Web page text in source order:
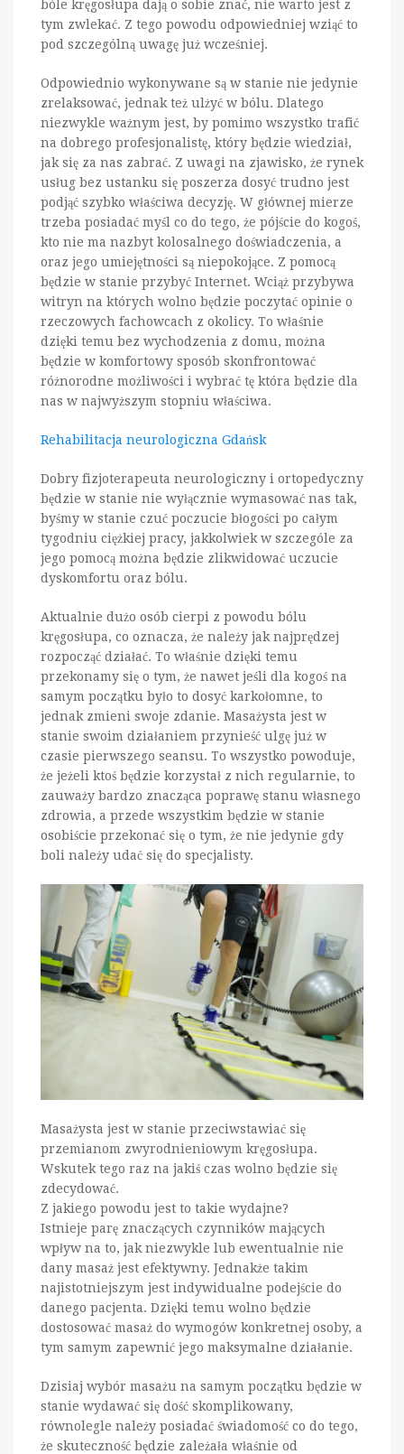
bóle kręgosłupa dają o sobie znać, nie warto jest z
tym zwlekać. Z tego powodu odpowiedniej wziąć to
pod szczególną uwagę już wcześniej.
Odpowiednio wykonywane są w stanie nie jedynie
zrelaksować, jednak też ulżyć w bólu. Dlatego
niezwykle ważnym jest, by pomimo wszystko trafić
na dobrego profesjonalistę, który będzie wiedział,
jak się za nas zabrać. Z uwagi na zjawisko, że rynek
usług bez ustanku się poszerza dosyć trudno jest
podjąć szybko właściwa decyzję. W głównej mierze
trzeba posiadać myśl co do tego, że pójście do kogoś,
kto nie ma nazbyt kolosalnego doświadczenia, a
oraz jego umiejętności są niepokojące. Z pomocą
będzie w stanie przybyć Internet. Wciąż przybywa
witryn na których wolno będzie poczytać opinie o
rzeczowych fachowcach z okolicy. To właśnie
dzięki temu bez wychodzenia z domu, można
będzie w komfortowy sposób skonfrontować
różnorodne możliwości i wybrać tę która będzie dla
nas w najwyższym stopniu właściwa.
Rehabilitacja neurologiczna Gdańsk
Dobry fizjoterapeuta neurologiczny i ortopedyczny
będzie w stanie nie wyłącznie wymasować nas tak,
byśmy w stanie czuć poczucie błogości po całym
tygodniu ciężkiej pracy, jakkolwiek w szczególe za
jego pomocą można będzie zlikwidować uczucie
dyskomfortu oraz bólu.
Aktualnie dużo osób cierpi z powodu bólu
kręgosłupa, co oznacza, że należy jak najprędzej
rozpocząć działać. To właśnie dzięki temu
przekonamy się o tym, że nawet jeśli dla kogoś na
samym początku było to dosyć karkołomne, to
jednak zmieni swoje zdanie. Masażysta jest w
stanie swoim działaniem przynieść ulgę już w
czasie pierwszego seansu. To wszystko powoduje,
że jeżeli ktoś będzie korzystał z nich regularnie, to
zauważy bardzo znacząca poprawę stanu własnego
zdrowia, a przede wszystkim będzie w stanie
osobiście przekonać się o tym, że nie jedynie gdy
boli należy udać się do specjalisty.
Masażysta jest w stanie przeciwstawiać się
przemianom zwyrodnieniowym kręgosłupa.
Wskutek tego raz na jakiś czas wolno będzie się
zdecydować.
Z jakiego powodu jest to takie wydajne?
Istnieje parę znaczących czynników mających
wpływ na to, jak niezwykle lub ewentualnie nie
dany masaż jest efektywny. Jednakże takim
najistotniejszym jest indywidualne podejście do
danego pacjenta. Dzięki temu wolno będzie
dostosować masaż do wymogów konkretnej osoby, a
tym samym zapewnić jego maksymalne działanie.
Dzisiaj wybór masażu na samym początku będzie w
stanie wydawać się dość skomplikowany,
równolegle należy posiadać świadomość co do tego,
że skuteczność będzie zależała właśnie od